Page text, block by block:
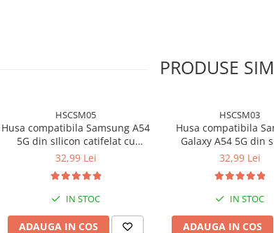
PRODUSE
HSCSM05
Husa compatibila Samsung A54
5G din sIlicon catifelat cu
interior din microfibra si
inchis
32,99 Lei
IN STOC
ADAUGA IN COS
HSCSM03
Husa compatibila
Galaxy A54 5G din
catifelat cu interior
camere - Negru
32,99 Lei
IN STOC
ADAUGA IN COS